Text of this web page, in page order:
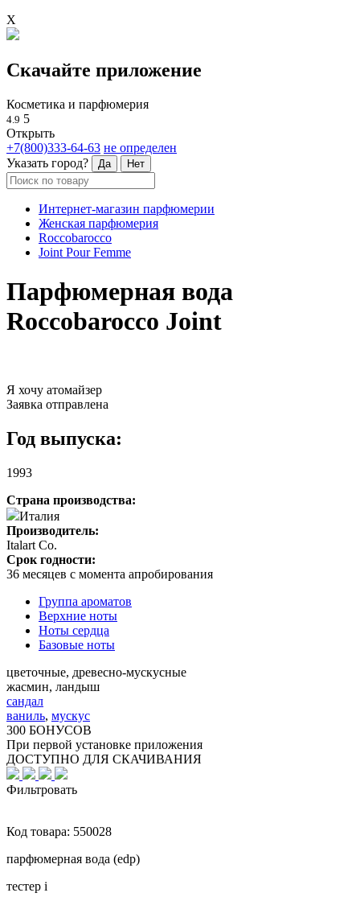
X
Скачайте приложение
Косметика и парфюмерия
4.9 5
Открыть
+7(800)333-64-63 не определен
Указать город?
Да Нет
Интернет-магазин парфюмерии
Женская парфюмерия
Roccobarocco
Joint Pour Femme
Парфюмерная вода
Roccobarocco Joint
Я хочу атомайзер
Заявка отправлена
Год выпуска:
1993
Страна производства:
Италия
Производитель:
Italart Co.
Срок годности:
36 месяцев с момента апробирования
Группа ароматов
Верхние ноты
Ноты сердца
Базовые ноты
цветочные, древесно-мускусные
жасмин, ландыш
сандал
ваниль, мускус
300 БОНУСОВ
При первой установке приложения
ДОСТУПНО ДЛЯ СКАЧИВАНИЯ
Фильтровать
Код товара: 550028
парфюмерная вода (edp)
тестер i